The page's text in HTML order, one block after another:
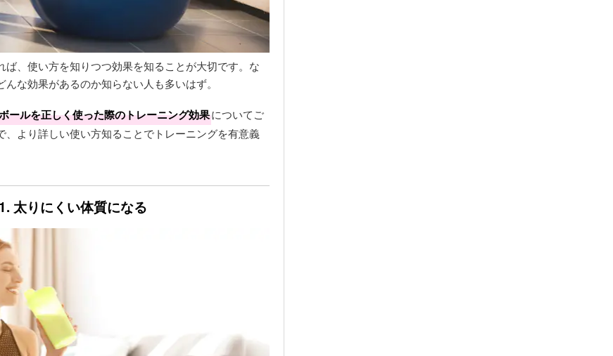
、使い方を知りつつ効果を知ることが大切です。な
な効果があるのか知らない人も多いはず。
ールを正しく使った際のトレーニング効果についてご
より詳しい使い方知ることでトレーニングを有意義
太りにくい体質になる